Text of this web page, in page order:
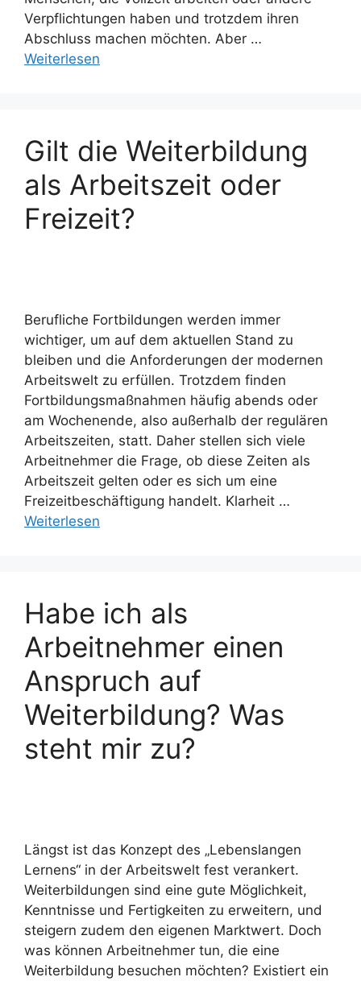
Verpflichtungen haben und trotzdem ihren
Abschluss machen möchten. Aber …
Weiterlesen
Gilt die Weiterbildung
als Arbeitszeit oder
Freizeit?
Berufliche Fortbildungen werden immer
wichtiger, um auf dem aktuellen Stand zu
bleiben und die Anforderungen der modernen
Arbeitswelt zu erfüllen. Trotzdem finden
Fortbildungsmaßnahmen häufig abends oder
am Wochenende, also außerhalb der regulären
Arbeitszeiten, statt. Daher stellen sich viele
Arbeitnehmer die Frage, ob diese Zeiten als
Arbeitszeit gelten oder es sich um eine
Freizeitbeschäftigung handelt. Klarheit …
Weiterlesen
Habe ich als
Arbeitnehmer einen
Anspruch auf
Weiterbildung? Was
steht mir zu?
Längst ist das Konzept des „Lebenslangen
Lernens“ in der Arbeitswelt fest verankert.
Weiterbildungen sind eine gute Möglichkeit,
Kenntnisse und Fertigkeiten zu erweitern, und
steigern zudem den eigenen Marktwert. Doch
was können Arbeitnehmer tun, die eine
Weiterbildung besuchen möchten? Existiert ein